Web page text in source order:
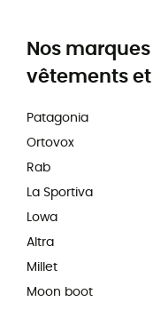
Nos
vêtements
Patagonia
Ortovox
Rab
La Sportiva
Lowa
Altra
Millet
Moon boot